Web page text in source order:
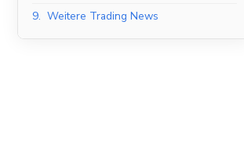
9. Weitere Trading News